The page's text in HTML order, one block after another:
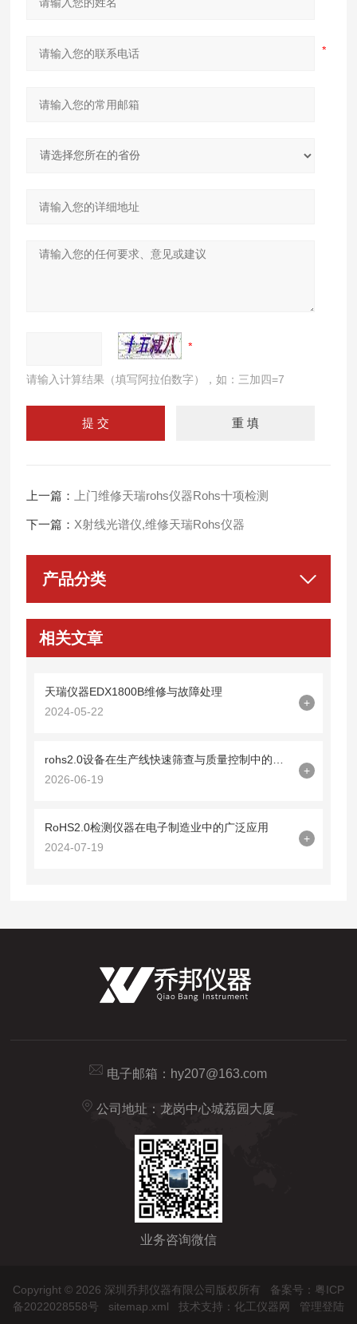
请输入计算结果（填写阿拉伯数字），如：三加四=7
上一篇： 上门维修天瑞rohs仪器Rohs十项检测
下一篇： X射线光谱仪,维修天瑞Rohs仪器
产品分类
相关文章
天瑞仪器EDX1800B维修与故障处理
2024-05-22
+
2026-06-19
+
RoHS2.0检测仪器在电子制造业中的广泛应用
2024-07-19
+
电子邮箱： hy207@163.com
公司地址：龙岗中心城荔园大厦
业务咨询微信
Copyright © 2026 深圳乔邦仪器有限公司版权所有 备案号：粤ICP
备2022028558号
sitemap.xml 技术支持： 化工仪器网 管理登陆